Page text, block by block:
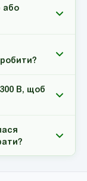
або
В, щоб